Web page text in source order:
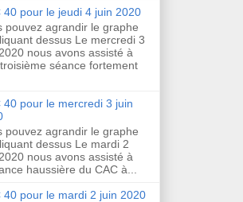
40 pour le jeudi 4 juin 2020
pouvez agrandir le graphe
dessus Le mercredi 3
nous avons assisté à
séance fortement
40 pour le mercredi 3 juin
pouvez agrandir le graphe
dessus Le mardi 2
nous avons assisté à
haussière du CAC à...
40 pour le mardi 2 juin 2020